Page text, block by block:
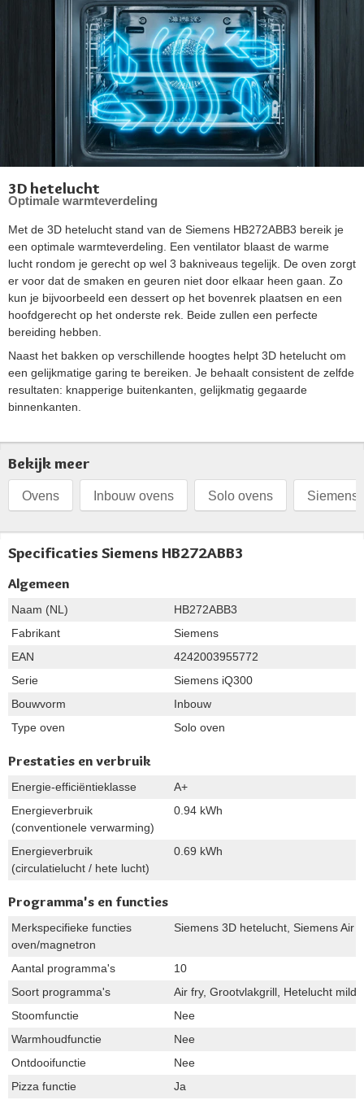
3D hetelucht
Optimale warmteverdeling
Met de 3D hetelucht stand van de Siemens HB272ABB3 bereik je
een optimale warmteverdeling. Een ventilator blaast de warme
lucht rondom je gerecht op wel 3 bakniveaus tegelijk. De oven zorgt
er voor dat de smaken en geuren niet door elkaar heen gaan. Zo
kun je bijvoorbeeld een dessert op het bovenrek plaatsen en een
hoofdgerecht op het onderste rek. Beide zullen een perfecte
bereiding hebben.
Naast het bakken op verschillende hoogtes helpt 3D hetelucht om
een gelijkmatige garing te bereiken. Je behaalt consistent de zelfde
resultaten: knapperige buitenkanten, gelijkmatig gegaarde
binnenkanten.
Bekijk meer
Ovens Inbouw ovens Solo ovens Siemens
Specificaties Siemens HB272ABB3
Algemeen
Naam (NL)
HB272ABB3
Fabrikant
Siemens
EAN
4242003955772
Serie
Siemens iQ300
Bouwvorm
Inbouw
Type oven
Solo oven
Prestaties en verbruik
Energie-efficiëntieklasse
A+
Energieverbruik
(conventionele verwarming)
0.94 kWh
Energieverbruik
(circulatielucht / hete lucht)
0.69 kWh
Programma's en functies
Merkspecifieke functies
oven/magnetron
Siemens 3D hetelucht, Siemens Air
Aantal programma's
10
Soort programma's
Air fry, Grootvlakgrill, Hetelucht
Stoomfunctie
Nee
Warmhoudfunctie
Nee
Ontdooifunctie
Nee
Pizza functie
Ja